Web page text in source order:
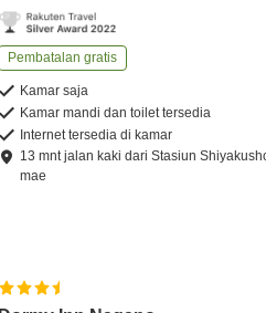
Pembatalan gratis
Kamar saja
Kamar mandi dan toilet tersedia
Internet tersedia di kamar
13 mntjalan kaki dariStasiun
mae